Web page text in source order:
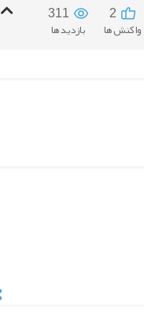
2
واکنش ها
311
بازدید ها